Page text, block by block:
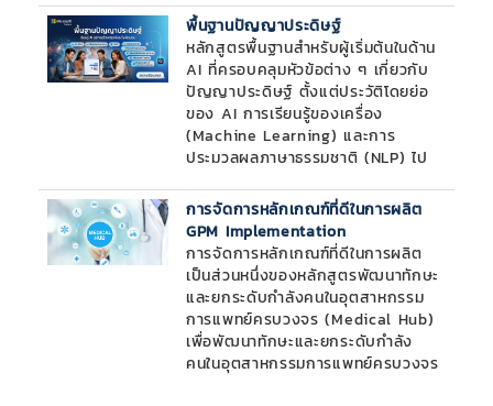
อาหาร เครื่องมือที่ใช้ในกระบวนการ
หมัก การออกแบบเครื่องจักรอาหารที่
ถูกสุขลักษณะ หุ่นยนต์ในอุตสาหกรรม
อาหาร Working principle,
component and usability of food
mixer, transportation equipment
for food product, steam
processing equipment,
refrigeration equipment for food
industry, pasteurization and
sterilization equipment in food
processing, fermenter, hygienic
designed in food equipment,
robot in food industry
พื้นฐานปัญญาประดิษฐ์
หลักสูตรพื้นฐานสำหรับผู้เริ่มต้นในด้าน
AI ที่ครอบคลุมหัวข้อต่าง ๆ เกี่ยวกับ
ปัญญาประดิษฐ์ ตั้งแต่ประวัติโดยย่อ
ของ AI การเรียนรู้ของเครื่อง
(Machine Learning) และการ
ประมวลผลภาษาธรรมชาติ (NLP) ไป
AI) รวมถึงเทคนิคการสร้าง Prompt
(Prompt Engineering) และการใช้
งาน AI ในการสร้างเนื้อหา การค้นหา
และการเสริมประสิทธิภาพการทำงาน
ด้วย Microsoft Copilot โดยเน้นที่ AI
ที่มีความรับผิดชอบ (Responsible AI)
และวิธีที่ AI เปลี่ยนแปลงโลก พร้อมทั้ง
ส่งเสริมเทคโนโลยี AI ที่สามารถเข้าถึง
ได้และเป็นประโยชน์สำหรับทุกคน
การจัดการหลักเกณฑ์ที่ดีในการผลิต
GPM Implementation
การจัดการหลักเกณฑ์ที่ดีในการผลิต
เป็นส่วนหนึ่งของหลักสูตรพัฒนาทักษะ
และยกระดับกำลังคนในอุตสาหกรรม
การแพทย์ครบวงจร (Medical Hub)
เพื่อพัฒนาทักษะและยกระดับกำลัง
คนในอุตสาหกรรมการแพทย์ครบวงจร